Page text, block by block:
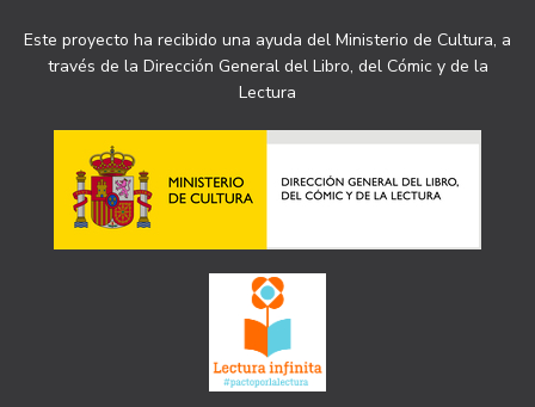
Este proyecto ha recibido una ayuda del Ministerio de Cultura, a
través de la Dirección General del Libro, del Cómic y de la
Lectura